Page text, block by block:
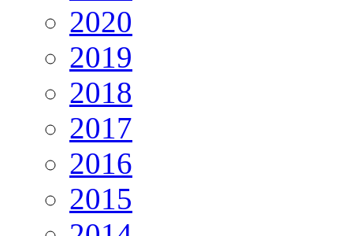
2020
2019
2018
2017
2016
2015